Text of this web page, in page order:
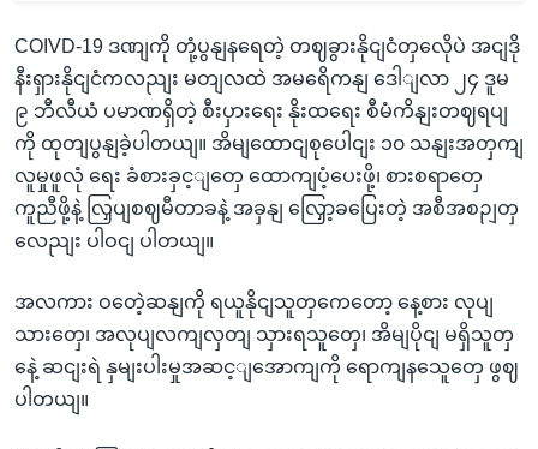
COIVD-19 ဒဏျကို တုံ့ပွနျနရေတဲ့ တဈခွားနိုငျငံတှလေိုပဲ အငျဒို
နီးရှားနိုငျငံကလညျး မတျလထဲ အမရေိကနျ ဒေါျလာ ၂၄ ဒူမ
၉ ဘီလီယံ ပမာဏရှိတဲ့ စီးပှားရေး နိုးထရေး စီမံကိနျးတဈရပျ
ကို ထုတျပွနျခဲ့ပါတယျ။ အိမျထောငျစုပေါငျး ၁၀ သနျးအတှကျ
လူမှုဖူလုံ ရေး ခံစားခှင့ျတှေ ထောကျပံ့ပေးဖို့၊ စားစရာတှေ
ကူညီဖို့နဲ့ လြှပျစဈမီတာခနဲ့ အခှနျ လြှော့ခပြေးတဲ့ အစီအစဉျတှ
လေညျး ပါဝငျ ပါတယျ။
အလကား ဝတေဲ့ဆနျကို ရယူနိုငျသူတှကေတော့ နေ့စား လုပျ
သားတှေ၊ အလုပျလကျလှတျ သှားရသူတှေ၊ အိမျပိုငျ မရှိသူတှ
နေဲ့ ဆငျးရဲ နှမျးပါးမှုအဆင့ျအောကျကို ရောကျနသေူတှေ ဖွဈ
ပါတယျ။